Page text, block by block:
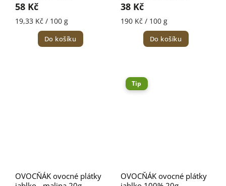
58 Kč
19,33 Kč / 100 g
Do košíku
38 Kč
190 Kč / 100 g
Do košíku
OVOCŇÁK ovocné plátky
Tip
OVOCŇÁK ovocné plátky